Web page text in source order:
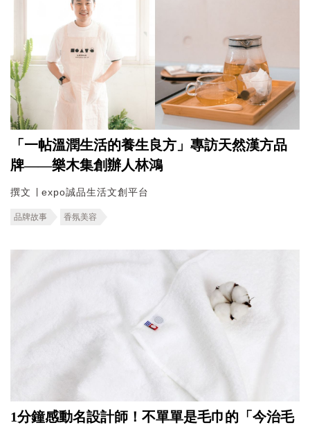
「一帖溫潤生活的養生良方」專訪天然漢方品
牌——樂木集創辦人林鴻
撰文 ∣ expo誠品生活文創平台
品牌故事 香氛美容
1分鐘感動名設計師！不單單是毛巾的「今治毛